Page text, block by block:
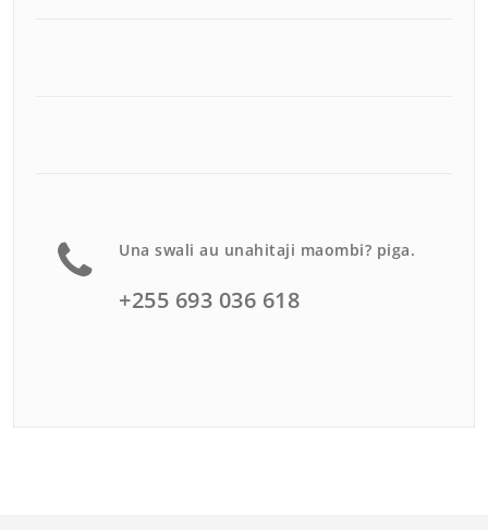
Una swali au unahitaji maombi? piga.
+255 693 036 618